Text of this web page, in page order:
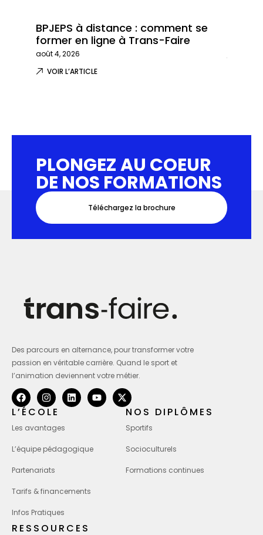
BPJEPS à distance : comment se
former en ligne à Trans-Faire
août 4, 2026
VOIR L’ARTICLE
PLONGEZ AU COEUR
DE NOS FORMATIONS
Téléchargez la brochure
Des parcours en alternance, pour transformer votre
passion en véritable carrière. Quand le sport et
l’animation deviennent votre métier.
L’ÉCOLE
Les avantages
L’équipe pédagogique
Partenariats
Tarifs & financements
Infos Pratiques
NOS DIPLÔMES
Sportifs
Socioculturels
Formations continues
RESSOURCES